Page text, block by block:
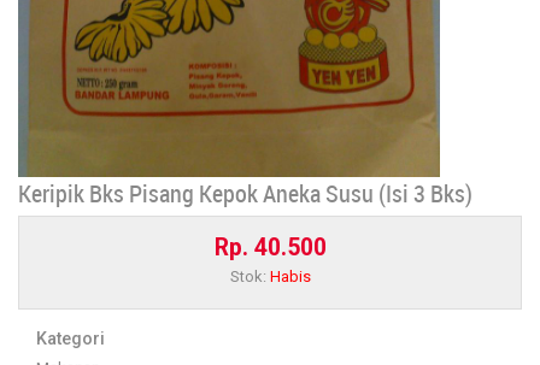
Keripik Bks Pisang Kepok Aneka Susu (Isi 3 Bks)
Rp. 40.500
Stok: Habis
Kategori